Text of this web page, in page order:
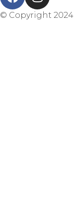
© Copyright 2024